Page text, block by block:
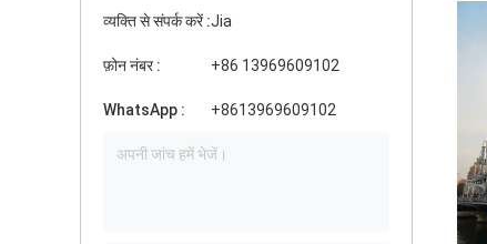
व्यक्ति से संपर्क करें :Jia
फ़ोन नंबर : +86 13969609102
WhatsApp : +8613969609102